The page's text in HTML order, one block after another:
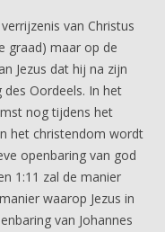
van Christus
graad) maar op de
Jezus dat hij na zijn
Oordeels. In het
nog tijdens het
het christendom wordt
openbaring van god
1:11 zal de manier
waarop Jezus in
van Johannes